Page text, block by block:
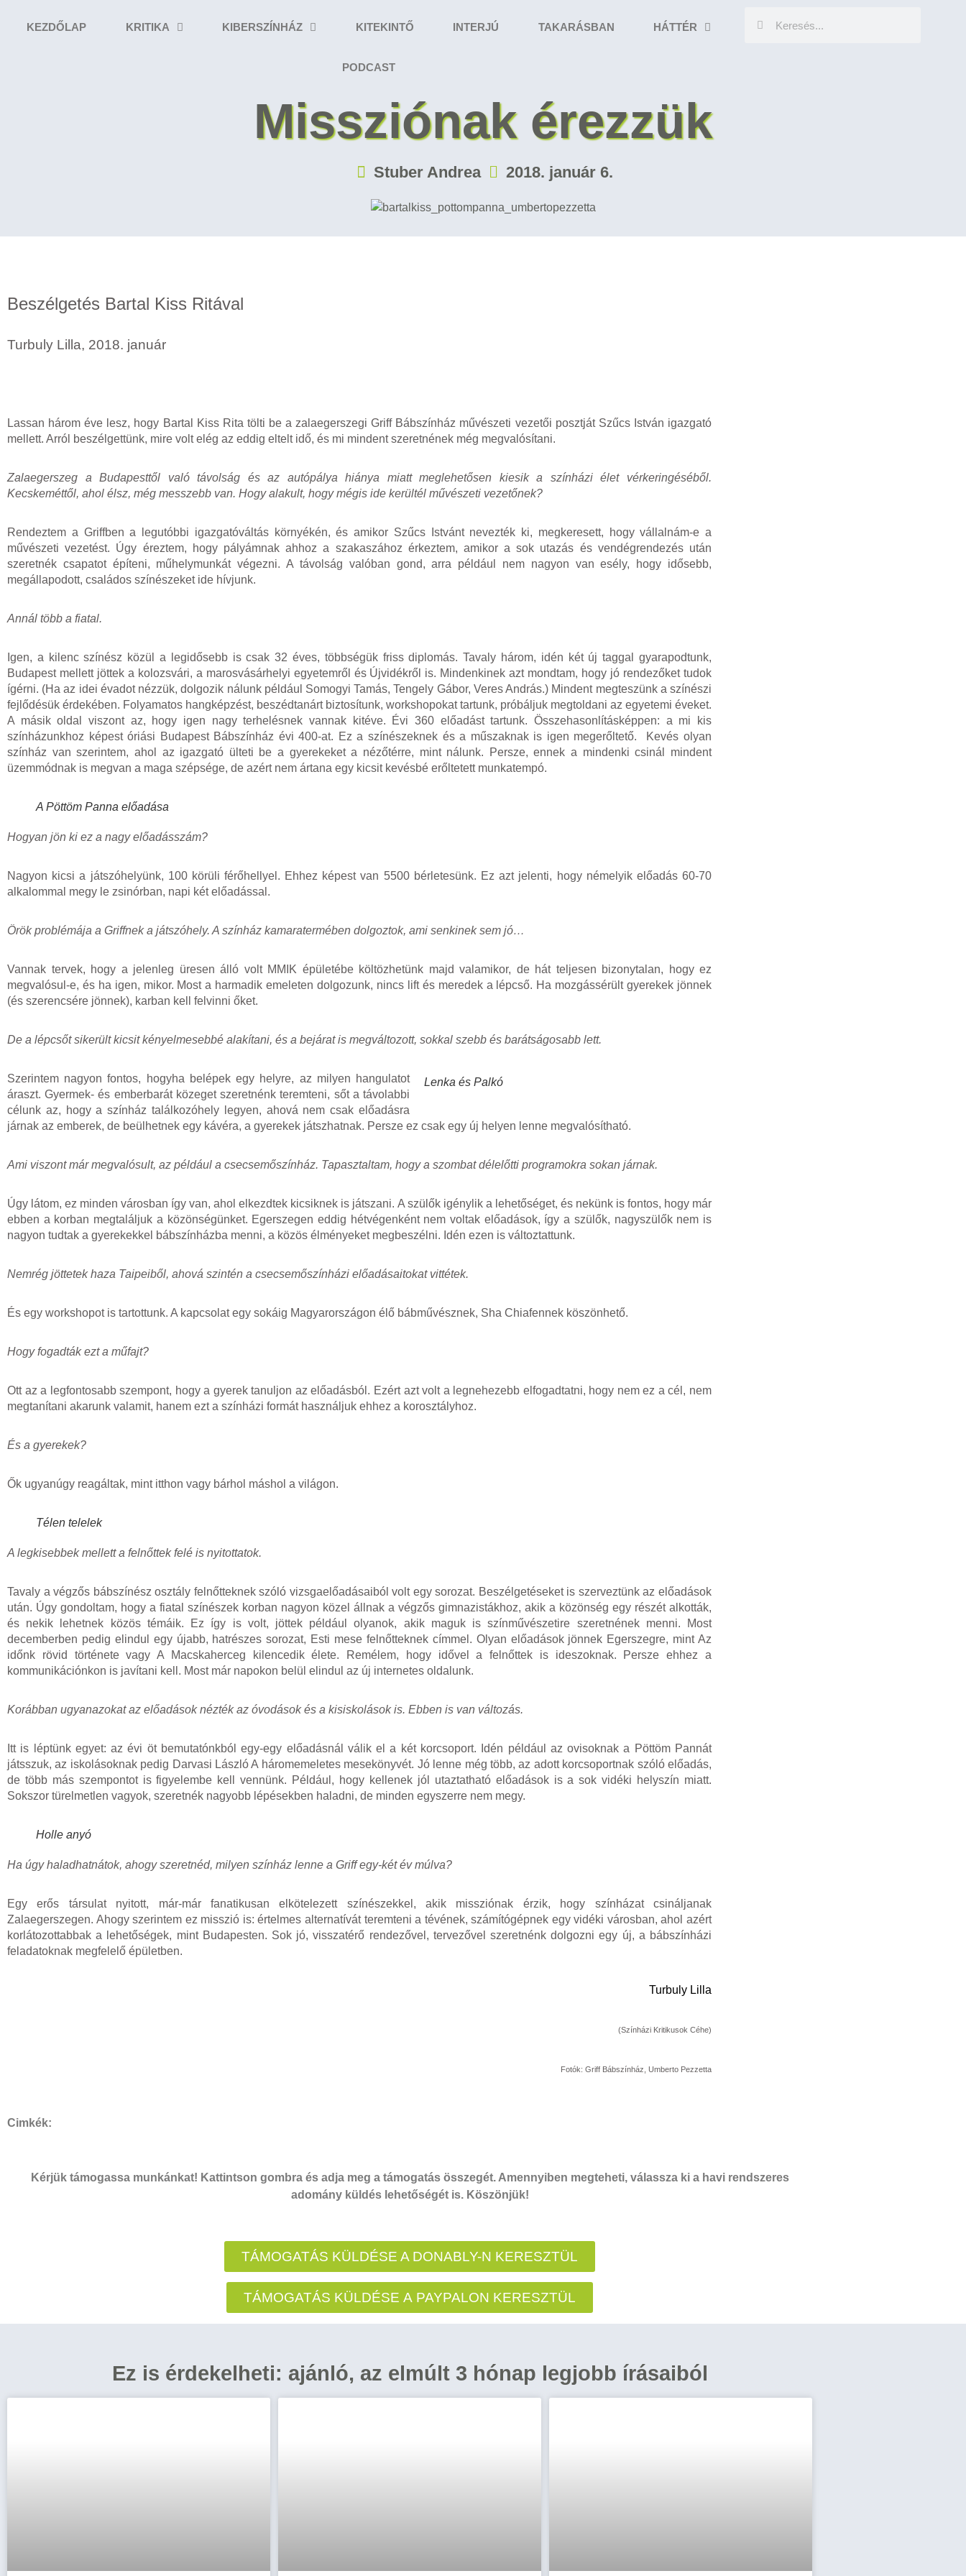
KEZDŐLAP KRITIKA KIBERSZÍNHÁZ KITEKINTŐ INTERJÚ TAKARÁSBAN HÁTTÉR
PODCAST
Missziónak érezzük
Stuber Andrea 2018. január 6.
Beszélgetés Bartal Kiss Ritával
Turbuly Lilla, 2018. január
Lassan három éve lesz, hogy Bartal Kiss Rita tölti be a zalaegerszegi Griff Bábszínház művészeti vezetői posztját Szűcs István igazgató
mellett. Arról beszélgettünk, mire volt elég az eddig eltelt idő, és mi mindent szeretnének még megvalósítani.
Zalaegerszeg a Budapesttől való távolság és az autópálya hiánya miatt meglehetősen kiesik a színházi élet vérkeringéséből.
Kecskeméttől, ahol élsz, még messzebb van. Hogy alakult, hogy mégis ide kerültél művészeti vezetőnek?
Rendeztem a Griffben a legutóbbi igazgatóváltás környékén, és amikor Szűcs Istvánt nevezték ki, megkeresett, hogy vállalnám-e a
művészeti vezetést. Úgy éreztem, hogy pályámnak ahhoz a szakaszához érkeztem, amikor a sok utazás és vendégrendezés után
szeretnék csapatot építeni, műhelymunkát végezni. A távolság valóban gond, arra például nem nagyon van esély, hogy idősebb,
megállapodott, családos színészeket ide hívjunk.
Annál több a fiatal.
Igen, a kilenc színész közül a legidősebb is csak 32 éves, többségük friss diplomás. Tavaly három, idén két új taggal gyarapodtunk,
Budapest mellett jöttek a kolozsvári, a marosvásárhelyi egyetemről és Újvidékről is. Mindenkinek azt mondtam, hogy jó rendezőket tudok
ígérni. (Ha az idei évadot nézzük, dolgozik nálunk például Somogyi Tamás, Tengely Gábor, Veres András.) Mindent megteszünk a színészi
fejlődésük érdekében. Folyamatos hangképzést, beszédtanárt biztosítunk, workshopokat tartunk, próbáljuk megtoldani az egyetemi éveket.
A másik oldal viszont az, hogy igen nagy terhelésnek vannak kitéve. Évi 360 előadást tartunk. Összehasonlításképpen: a mi kis
színházunkhoz képest óriási Budapest Bábszínház évi 400-at. Ez a színészeknek és a műszaknak is igen megerőltető. Kevés olyan
színház van szerintem, ahol az igazgató ülteti be a gyerekeket a nézőtérre, mint nálunk. Persze, ennek a mindenki csinál mindent
üzemmódnak is megvan a maga szépsége, de azért nem ártana egy kicsit kevésbé erőltetett munkatempó.
A Pöttöm Panna előadása
Hogyan jön ki ez a nagy előadásszám?
Nagyon kicsi a játszóhelyünk, 100 körüli férőhellyel. Ehhez képest van 5500 bérletesünk. Ez azt jelenti, hogy némelyik előadás 60-70
alkalommal megy le zsinórban, napi két előadással.
Örök problémája a Griffnek a játszóhely. A színház kamaratermében dolgoztok, ami senkinek sem jó…
Vannak tervek, hogy a jelenleg üresen álló volt MMIK épületébe költözhetünk majd valamikor, de hát teljesen bizonytalan, hogy ez
megvalósul-e, és ha igen, mikor. Most a harmadik emeleten dolgozunk, nincs lift és meredek a lépcső. Ha mozgássérült gyerekek jönnek
(és szerencsére jönnek), karban kell felvinni őket.
De a lépcsőt sikerült kicsit kényelmesebbé alakítani, és a bejárat is megváltozott, sokkal szebb és barátságosabb lett.
Lenka és Palkó
Szerintem nagyon fontos, hogyha belépek egy helyre, az milyen hangulatot
áraszt. Gyermek- és emberbarát közeget szeretnénk teremteni, sőt a távolabbi
célunk az, hogy a színház találkozóhely legyen, ahová nem csak előadásra
járnak az emberek, de beülhetnek egy kávéra, a gyerekek játszhatnak. Persze ez csak egy új helyen lenne megvalósítható.
Ami viszont már megvalósult, az például a csecsemőszínház. Tapasztaltam, hogy a szombat délelőtti programokra sokan járnak.
Úgy látom, ez minden városban így van, ahol elkezdtek kicsiknek is játszani. A szülők igénylik a lehetőséget, és nekünk is fontos, hogy már
ebben a korban megtaláljuk a közönségünket. Egerszegen eddig hétvégenként nem voltak előadások, így a szülők, nagyszülők nem is
nagyon tudtak a gyerekekkel bábszínházba menni, a közös élményeket megbeszélni. Idén ezen is változtattunk.
Nemrég jöttetek haza Taipeiből, ahová szintén a csecsemőszínházi előadásaitokat vittétek.
És egy workshopot is tartottunk. A kapcsolat egy sokáig Magyarországon élő bábművésznek, Sha Chiafennek köszönhető.
Hogy fogadták ezt a műfajt?
Ott az a legfontosabb szempont, hogy a gyerek tanuljon az előadásból. Ezért azt volt a legnehezebb elfogadtatni, hogy nem ez a cél, nem
megtanítani akarunk valamit, hanem ezt a színházi formát használjuk ehhez a korosztályhoz.
És a gyerekek?
Ők ugyanúgy reagáltak, mint itthon vagy bárhol máshol a világon.
Télen telelek
A legkisebbek mellett a felnőttek felé is nyitottatok.
Tavaly a végzős bábszínész osztály felnőtteknek szóló vizsgaelőadásaiból volt egy sorozat. Beszélgetéseket is szerveztünk az előadások
után. Úgy gondoltam, hogy a fiatal színészek korban nagyon közel állnak a végzős gimnazistákhoz, akik a közönség egy részét alkották,
és nekik lehetnek közös témáik. Ez így is volt, jöttek például olyanok, akik maguk is színművészetire szeretnének menni. Most
decemberben pedig elindul egy újabb, hatrészes sorozat, Esti mese felnőtteknek címmel. Olyan előadások jönnek Egerszegre, mint Az
időnk rövid története vagy A Macskaherceg kilencedik élete. Remélem, hogy idővel a felnőttek is ideszoknak. Persze ehhez a
kommunikációnkon is javítani kell. Most már napokon belül elindul az új internetes oldalunk.
Korábban ugyanazokat az előadások nézték az óvodások és a kisiskolások is. Ebben is van változás.
Itt is léptünk egyet: az évi öt bemutatónkból egy-egy előadásnál válik el a két korcsoport. Idén például az ovisoknak a Pöttöm Pannát
játsszuk, az iskolásoknak pedig Darvasi László A háromemeletes mesekönyvét. Jó lenne még több, az adott korcsoportnak szóló előadás,
de több más szempontot is figyelembe kell vennünk. Például, hogy kellenek jól utaztatható előadások is a sok vidéki helyszín miatt.
Sokszor türelmetlen vagyok, szeretnék nagyobb lépésekben haladni, de minden egyszerre nem megy.
Holle anyó
Ha úgy haladhatnátok, ahogy szeretnéd, milyen színház lenne a Griff egy-két év múlva?
Egy erős társulat nyitott, már-már fanatikusan elkötelezett színészekkel, akik missziónak érzik, hogy színházat csináljanak
Zalaegerszegen. Ahogy szerintem ez misszió is: értelmes alternatívát teremteni a tévének, számítógépnek egy vidéki városban, ahol azért
korlátozottabbak a lehetőségek, mint Budapesten. Sok jó, visszatérő rendezővel, tervezővel szeretnénk dolgozni egy új, a bábszínházi
feladatoknak megfelelő épületben.
Turbuly Lilla
(Színházi Kritikusok Céhe)
Fotók: Griff Bábszínház, Umberto Pezzetta
Cimkék:
Kérjük támogassa munkánkat! Kattintson gombra és adja meg a támogatás összegét. Amennyiben megteheti, válassza ki a havi rendszeres
adomány küldés lehetőségét is. Köszönjük!
TÁMOGATÁS KÜLDÉSE A DONABLY-N KERESZTÜL
TÁMOGATÁS KÜLDÉSE A PAYPALON KERESZTÜL
Ez is érdekelheti: ajánló, az elmúlt 3 hónap legjobb írásaiból